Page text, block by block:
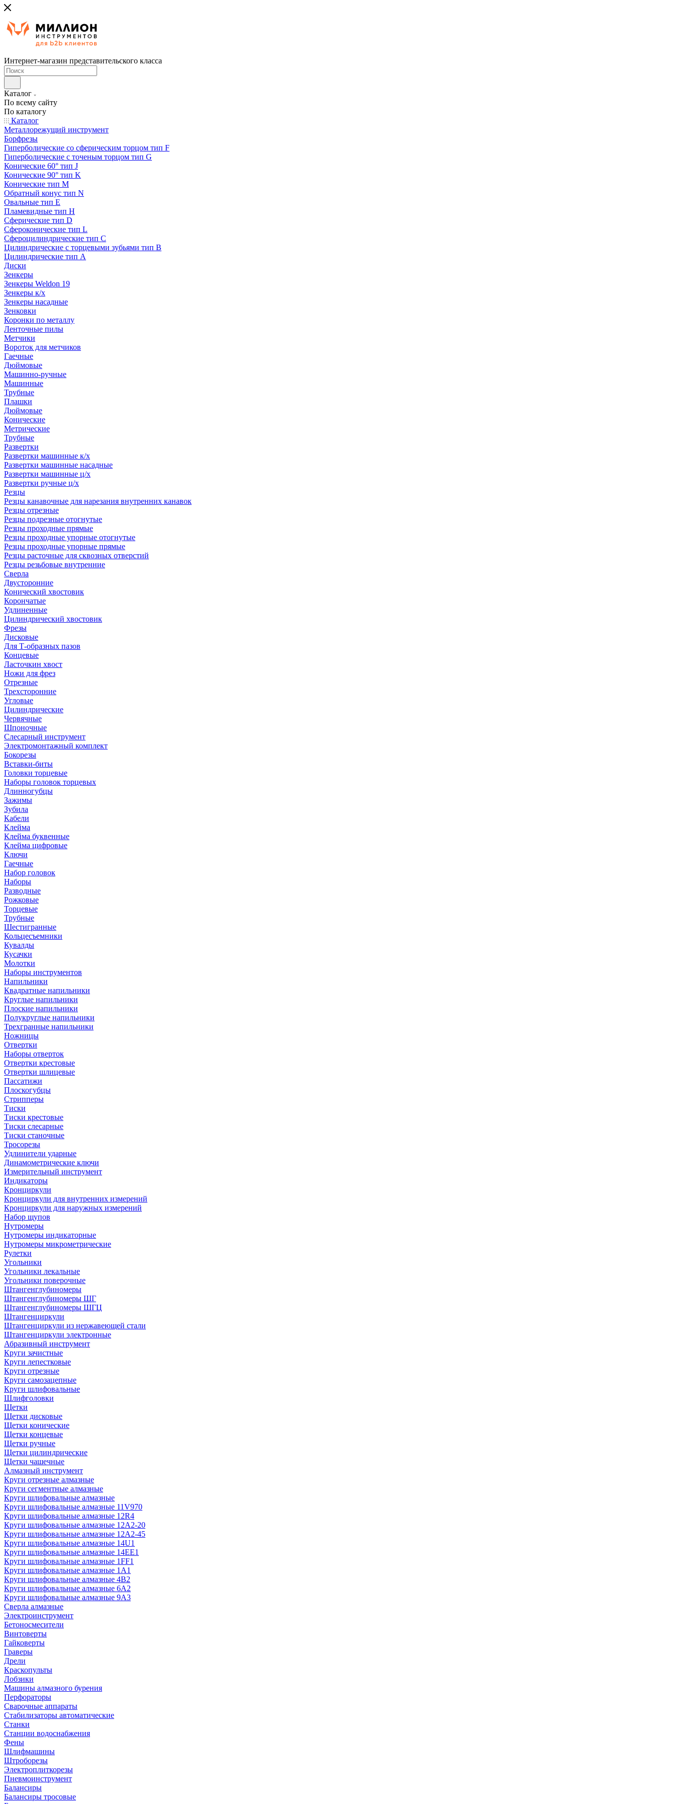
Интернет-магазин представительского класса
Каталог
По всему сайту
По каталогу
Каталог
Металлорежущий инструмент
Борфрезы
Гиперболические cо сферическим торцом тип F
Гиперболические с точеным торцом тип G
Конические 60° тип J
Конические 90° тип K
Конические тип M
Обратный конус тип N
Овальные тип E
Пламевидные тип H
Сферические тип D
Сфероконические тип L
Сфероцилиндрические тип C
Цилиндрические с торцевыми зубьями тип B
Цилиндрические тип А
Диски
Зенкеры
Зенкеры Weldon 19
Зенкеры к/х
Зенкеры насадные
Зенковки
Коронки по металлу
Ленточные пилы
Метчики
Вороток для метчиков
Гаечные
Дюймовые
Машинно-ручные
Машинные
Трубные
Плашки
Дюймовые
Конические
Метрические
Трубные
Развертки
Развертки машинные к/х
Развертки машинные насадные
Развертки машинные ц/х
Развертки ручные ц/х
Резцы
Резцы канавочные для нарезания внутренних канавок
Резцы отрезные
Резцы подрезные отогнутые
Резцы проходные прямые
Резцы проходные упорные отогнутые
Резцы проходные упорные прямые
Резцы расточные для сквозных отверстий
Резцы резьбовые внутренние
Сверла
Двусторонние
Конический хвостовик
Корончатые
Удлиненные
Цилиндрический хвостовик
Фрезы
Дисковые
Для Т-образных пазов
Концевые
Ласточкин хвост
Ножи для фрез
Отрезные
Трехсторонние
Угловые
Цилиндрические
Червячные
Шпоночные
Слесарный инструмент
Электромонтажный комплект
Бокорезы
Вставки-биты
Головки торцевые
Наборы головок торцевых
Длинногубцы
Зажимы
Зубила
Кабели
Клейма
Клейма буквенные
Клейма цифровые
Ключи
Гаечные
Набор головок
Наборы
Разводные
Рожковые
Торцевые
Трубные
Шестигранные
Кольцесъемники
Кувалды
Кусачки
Молотки
Наборы инструментов
Напильники
Квадратные напильники
Круглые напильники
Плоские напильники
Полукруглые напильники
Трехгранные напильники
Ножницы
Отвертки
Наборы отверток
Отвертки крестовые
Отвертки шлицевые
Пассатижи
Плоскогубцы
Стрипперы
Тиски
Тиски крестовые
Тиски слесарные
Тиски станочные
Тросорезы
Удлинители ударные
Динамометрические ключи
Измерительный инструмент
Индикаторы
Кронциркули
Кронциркули для внутренних измерений
Кронциркули для наружных измерений
Набор щупов
Нутромеры
Нутромеры индикаторные
Нутромеры микрометрические
Рулетки
Угольники
Угольники лекальные
Угольники поверочные
Штангенглубиномеры
Штангенглубиномеры ШГ
Штангенглубиномеры ШГЦ
Штангенциркули
Штангенциркули из нержавеющей стали
Штангенциркули электронные
Абразивный инструмент
Круги зачистные
Круги лепестковые
Круги отрезные
Круги самозацепные
Круги шлифовальные
Шлифголовки
Щетки
Щетки дисковые
Щетки конические
Щетки концевые
Щетки ручные
Щетки цилиндрические
Щетки чашечные
Алмазный инструмент
Круги отрезные алмазные
Круги сегментные алмазные
Круги шлифовальные алмазные
Круги шлифовальные алмазные 11V970
Круги шлифовальные алмазные 12R4
Круги шлифовальные алмазные 12А2-20
Круги шлифовальные алмазные 12А2-45
Круги шлифовальные алмазные 14U1
Круги шлифовальные алмазные 14ЕЕ1
Круги шлифовальные алмазные 1FF1
Круги шлифовальные алмазные 1А1
Круги шлифовальные алмазные 4В2
Круги шлифовальные алмазные 6A2
Круги шлифовальные алмазные 9А3
Сверла алмазные
Электроинструмент
Бетоносмесители
Винтоверты
Гайковерты
Граверы
Дрели
Краскопульты
Лобзики
Машины алмазного бурения
Перфораторы
Сварочные аппараты
Стабилизаторы автоматические
Станки
Станции водоснабжения
Фены
Шлифмашины
Штроборезы
Электроплиткорезы
Пневмоинструмент
Балансиры
Балансиры тросовые